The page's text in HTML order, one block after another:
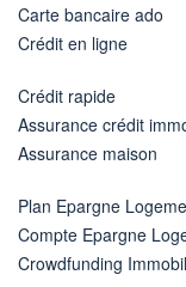
Carte bancaire ado
Crédit en ligne
Crédit rapide
Assurance crédit
Assurance maison
Plan Epargne
Compte Epargne
Crowdfunding